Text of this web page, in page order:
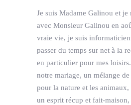
Je suis Madame Galinou et je
avec Monsieur Galinou en
vraie vie, je suis
passer du temps sur net à la
en particulier pour mes
notre mariage, un mélange de
pour la nature et les
un esprit récup et fait-